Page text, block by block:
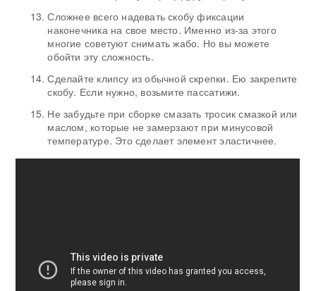
Сложнее всего надевать скобу фиксации
наконечника на свое место. Именно из-за этого
многие советуют снимать жабо. Но вы можете
обойти эту сложность.
Сделайте клипсу из обычной скрепки. Ею закрепите
скобу. Если нужно, возьмите пассатижи.
Не забудьте при сборке смазать тросик смазкой или
маслом, которые не замерзают при минусовой
температуре. Это сделает элемент эластичнее.